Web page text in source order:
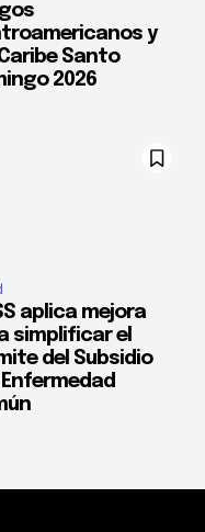
y
Santo
2026
aplica mejora
simplificar el
del Subsidio